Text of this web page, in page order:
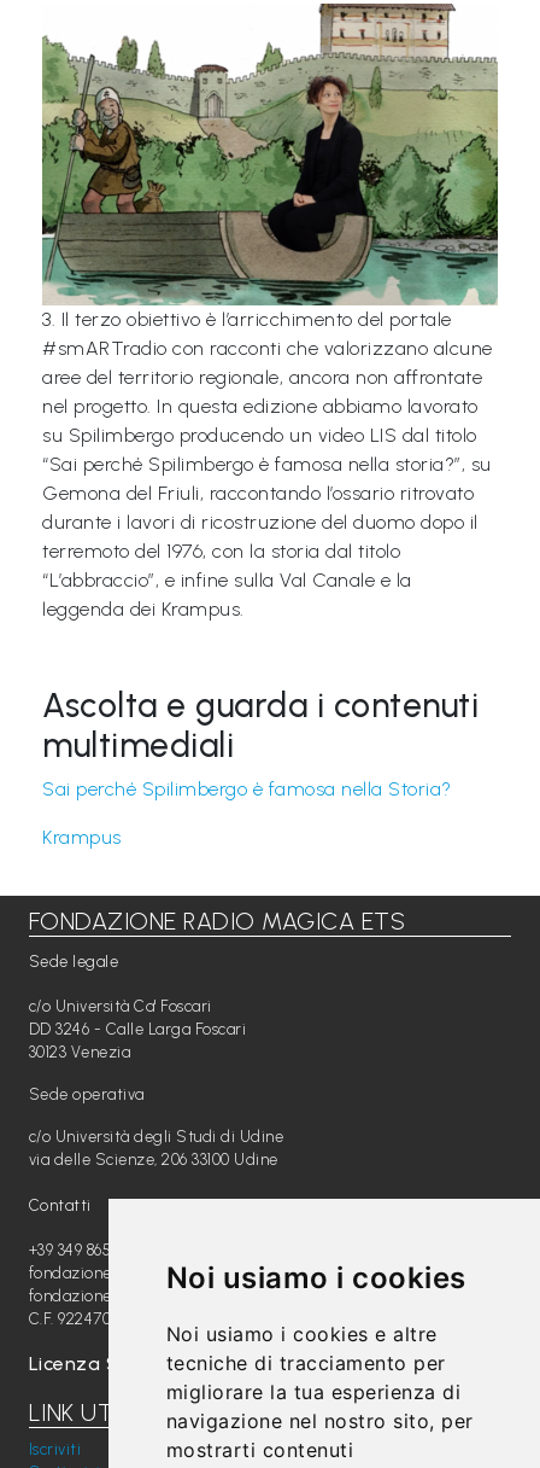
Noi usiamo i cookies
Noi usiamo i cookies e altre
tecniche di tracciamento per
migliorare la tua esperienza di
navigazione nel nostro sito, per
mostrarti contenuti
3. Il terzo obiettivo è l’arricchimento del portale
#smARTradio con racconti che valorizzano alcune
aree del territorio regionale, ancora non affrontate
nel progetto. In questa edizione abbiamo lavorato
su Spilimbergo producendo un video LIS dal titolo
“Sai perché Spilimbergo è famosa nella storia?”, su
Gemona del Friuli, raccontando l’ossario ritrovato
durante i lavori di ricostruzione del duomo dopo il
terremoto del 1976, con la storia dal titolo
“L’abbraccio”, e infine sulla Val Canale e la
leggenda dei Krampus.
Ascolta e guarda i contenuti
multimediali
Sai perché Spilimbergo è famosa nella Storia?
Krampus
FONDAZIONE RADIO MAGICA ETS
Sede legale
c/o Università Ca' Foscari
DD 3246 - Calle Larga Foscari
30123 Venezia
Sede operativa
c/o Università degli Studi di Udine
via delle Scienze, 206 33100 Udine
Contatti
+39 349 8654789
fondazione@radiomagica.org
fondazioneradiomagica@pec.it
C.F. 92247020289
Licenza SIAE: 202100000612
LINK UTILI
Iscriviti